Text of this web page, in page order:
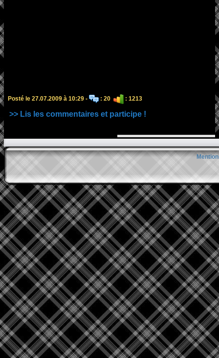
Posté le 27.07.2009 à 10:29 - : 20 : 1213
>> Lis les commentaires et participe !